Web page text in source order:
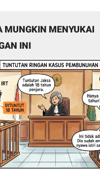
MUNGKIN MENYUKAI
INI